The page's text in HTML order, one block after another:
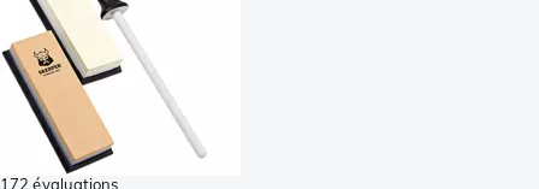
172 évaluations